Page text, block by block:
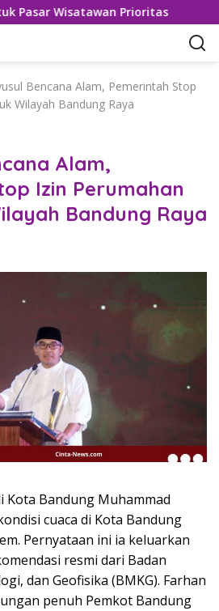
Wisatawan Prioritas
Bencana Alam, Pemerintah Stop
Wilayah Bandung Raya
Alam,
Izin Perumahan
Bandung Raya
Kota Bandung Muhammad
cuaca di Kota Bandung
Pernyataan ini ia keluarkan
resmi dari Badan
dan Geofisika (BMKG). Farhan
penuh Pemkot Bandung